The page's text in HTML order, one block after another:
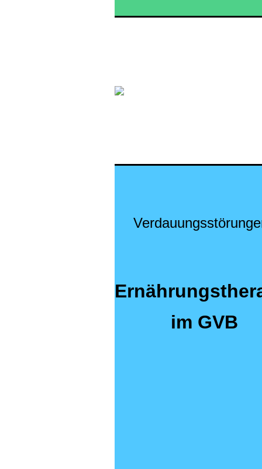
im GVB